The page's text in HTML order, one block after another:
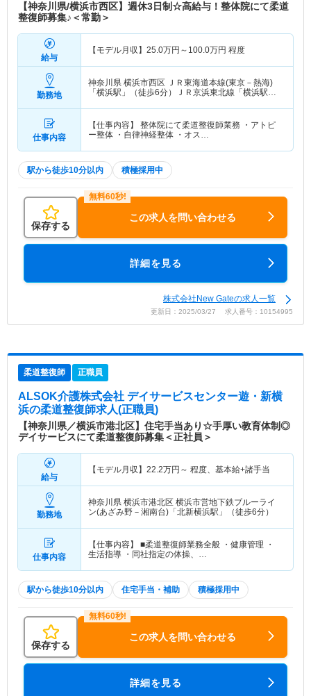
【神奈川県/横浜市西区】週休3日制☆高給与！整体院にて柔道
整復師募集♪＜常勤＞
給与
【モデル月収】 25.0万円～ 100.0万円 程度
勤務地
神奈川県 横浜市西区 ＪＲ東海道本線(東京－熱海)
「横浜駅」（徒歩6分）ＪＲ京浜東北線「横浜駅」
仕事内容
【仕事内容】 整体院にて柔道整復師業務 ・アトピ
ー整体 ・自律神経整体 ・オス…
駅から徒歩10分以内 積極採用中
保存する
この求人を問い合わせる
詳細を見る
株式会社New Gateの求人一覧
更新日：2025/03/27 求人番号：10154995
柔道整復師 正職員
ALSOK介護株式会社 デイサービスセンター遊・新横
浜の柔道整復師求人(正職員)
【神奈川県／横浜市港北区】住宅手当あり☆手厚い教育体制◎
デイサービスにて柔道整復師募集＜正社員＞
給与
【モデル月収】 22.2万円～ 程度、基本給+諸手当
勤務地
神奈川県 横浜市港北区 横浜市営地下鉄ブルーライ
ン(あざみ野－湘南台)「北新横浜駅」（徒歩6分）
仕事内容
【仕事内容】 ■柔道整復師業務全般 ・健康管理 ・
生活指導 ・同社指定の体操、…
駅から徒歩10分以内 住宅手当・補助 積極採用中
保存する
この求人を問い合わせる
詳細を見る